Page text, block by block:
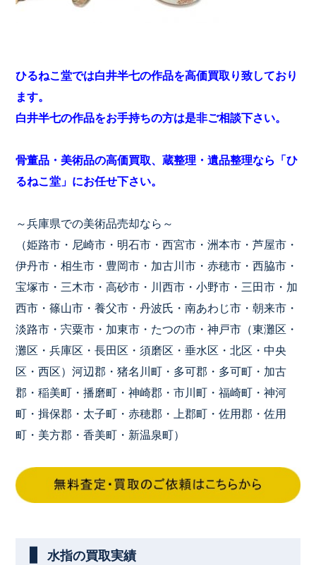
ひるねこ堂では白井半七の作品を高価買取り致しており
ます。
白井半七の作品をお手持ちの方は是非ご相談下さい。
骨董品・美術品の高価買取、蔵整理・遺品整理なら「ひ
るねこ堂」にお任せ下さい。
～兵庫県での美術品売却なら～
（姫路市・尼崎市・明石市・西宮市・洲本市・芦屋市・
伊丹市・相生市・豊岡市・加古川市・赤穂市・西脇市・
宝塚市・三木市・高砂市・川西市・小野市・三田市・加
西市・篠山市・養父市・丹波氏・南あわじ市・朝来市・
淡路市・宍粟市・加東市・たつの市・神戸市（東灘区・
灘区・兵庫区・長田区・須磨区・垂水区・北区・中央
区・西区）河辺郡・猪名川町・多可郡・多可町・加古
郡・稲美町・播磨町・神崎郡・市川町・福崎町・神河
町・揖保郡・太子町・赤穂郡・上郡町・佐用郡・佐用
町・美方郡・香美町・新温泉町）
水指の買取実績